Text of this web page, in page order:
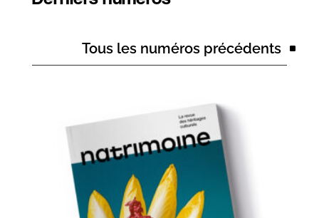
Tous les numéros précédents